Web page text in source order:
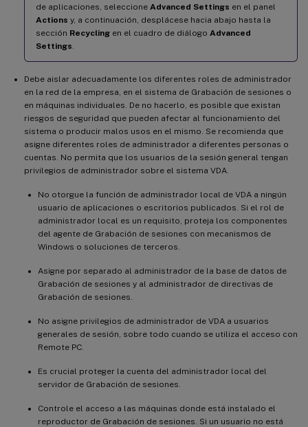
de aplicaciones, seleccione Advanced Settings en el panel
Actions y, a continuación, desplácese hacia abajo hasta la
sección Recycling en el cuadro de diálogo Advanced
Settings
Debe aislar adecuadamente los diferentes roles de administrador
en la red de la empresa, en el sistema de Grabación de sesiones o
en máquinas individuales. De no hacerlo, es posible que existan
riesgos de seguridad que pueden afectar al funcionamiento del
sistema o producir malos usos en el mismo. Se recomienda que
asigne diferentes roles de administrador a diferentes personas o
cuentas. No permita que los usuarios de la sesión general tengan
privilegios de administrador sobre el sistema VDA.
No otorgue la función de administrador local de VDA a ningún
usuario de aplicaciones o escritorios publicados. Si el rol de
administrador local es un requisito, proteja los componentes
del agente de Grabación de sesiones con mecanismos de
Windows o soluciones de terceros.
Asigne por separado al administrador de la base de datos de
Grabación de sesiones y al administrador de directivas de
Grabación de sesiones.
No asigne privilegios de administrador de VDA a usuarios
generales de sesión, sobre todo cuando se utiliza el acceso con
Remote PC.
Es crucial proteger la cuenta del administrador local del
servidor de Grabación de sesiones.
Controle el acceso a las máquinas donde está instalado el
reproductor de Grabación de sesiones. Si un usuario no está